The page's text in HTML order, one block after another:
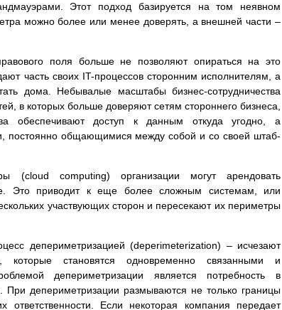
Этот подход базируется на том неявном
можно более или менее доверять, а внешней части –
поля больше не позволяют опираться на это
часть своих IT-процессов сторонним исполнителям, а
дома. Небывалые масштабы бизнес-сотрудничества
в которых больше доверяют сетям стороннего бизнеса,
обеспечивают доступ к данным откуда угодно, а
постоянно общающимися между собой и со своей штаб-
(cloud computing) организации могут арендовать
Это приводит к еще более сложным системам, или
участвующих сторон и пересекают их периметры
депериметризацией (deperimeterization) – исчезают
становятся одновременно связанными и
депериметризации является потребность в
При депериметризации размываются не только границы
Если некоторая компания передает